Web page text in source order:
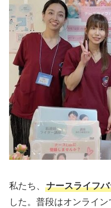
私たち、 ナースライフ
した。普段はオンライ